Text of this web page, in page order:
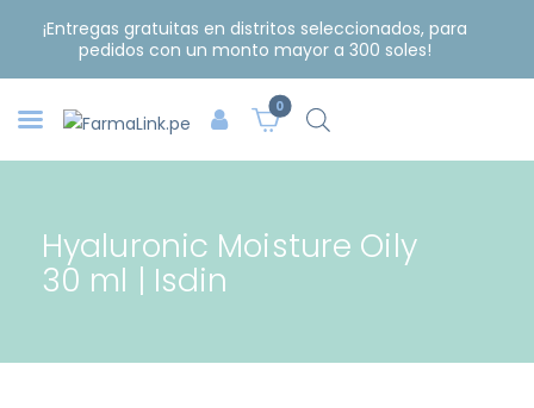
¡Entregas gratuitas en distritos seleccionados, para
pedidos con un monto mayor a 300 soles!
0
Hyaluronic Moisture Oily
30 ml | Isdin